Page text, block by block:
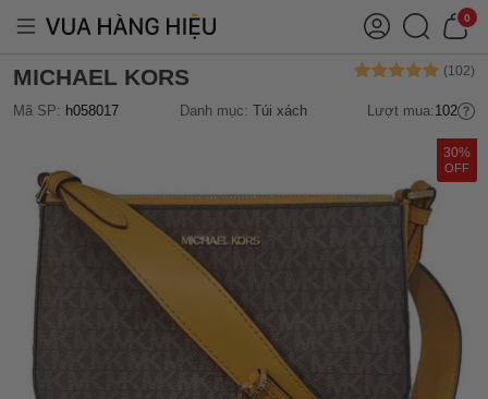
0
MICHAEL KORS
Mã SP: h058017 Danh mục: Túi xách Lượt mua:102
30%
OFF